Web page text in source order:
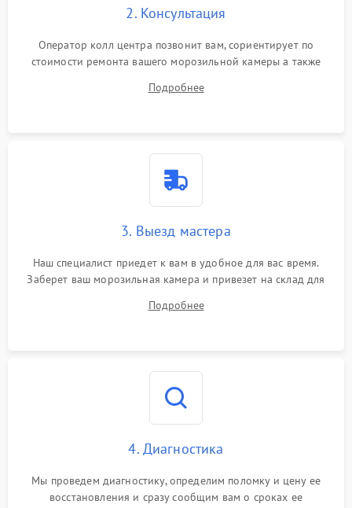
2. Консультация
Оператор колл центра позвонит вам, сориентирует по
стоимости ремонта вашего морозильной камеры а также
Подробнее
3. Выезд мастера
Наш специалист приедет к вам в удобное для вас время.
Заберет ваш морозильная камера и привезет на склад для
Подробнее
4. Диагностика
Мы проведем диагностику, определим поломку и цену ее
восстановления и сразу сообщим вам о сроках ее